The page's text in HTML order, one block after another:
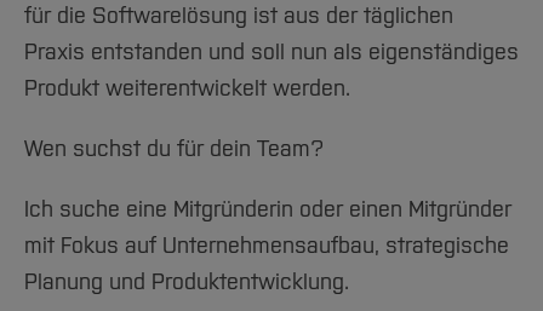
für die Softwarelösung ist aus der täglichen
Praxis entstanden und soll nun als eigenständiges
Produkt weiterentwickelt werden.
Wen suchst du für dein Team?
Ich suche eine Mitgründerin oder einen Mitgründer
mit Fokus auf Unternehmensaufbau, strategische
Planung und Produktentwicklung.